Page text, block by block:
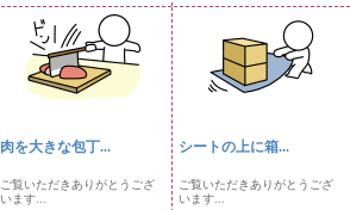
肉を大きな包丁...
ご覧いただきありがとうござ
います...
シートの上に箱...
ご覧いただきありがとうござ
います...